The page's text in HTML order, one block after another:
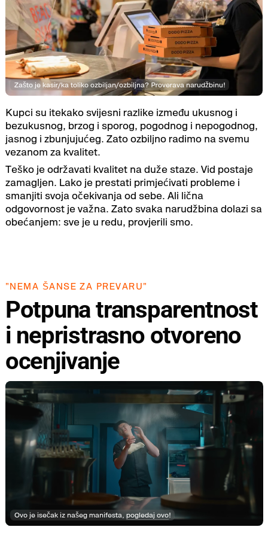
Zašto je kasir/ka toliko ozbiljan/ozbiljna? Proverava narudžbinu!
Kupci su itekako svijesni razlike između ukusnog i
bezukusnog, brzog i sporog, pogodnog i nepogodnog,
jasnog i zbunjujućeg. Zato ozbiljno radimo na svemu
vezanom za kvalitet.
Teško je održavati kvalitet na duže staze. Vid postaje
zamagljen. Lako je prestati primjećivati probleme i
smanjiti svoja očekivanja od sebe. Ali lična
odgovornost je važna. Zato svaka narudžbina dolazi sa
obećanjem: sve je u redu, provjerili smo.
"NEMA ŠANSE ZA PREVARU"
Potpuna transparentnost
i nepristrasno otvoreno
ocenjivanje
Ovo je isečak iz našeg manifesta, pogledaj ovo!